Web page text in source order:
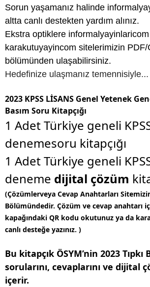
Sorun yaşamanız halinde
altta canlı destekten yardım alınız.
Ekstra optiklere
karakutuyayincom sitelerimizin
bölümünden ulaşabilirsiniz.
Hedefinize ulaşmanız temennisiyle...
2023 KPSS LİSANS Genel Yetenek
Basım Soru Kitapçığı
1 Adet Türkiye geneli
denemesoru kitapçığı
1 Adet Türkiye geneli
deneme dijital çözüm
(Çözümlerveya Cevap Anahtarları
Bölümündedir. Çözüm ve cevap anahtarı
kapağındaki QR kodu okutunuz ya da
canlı desteğe yazınız. )
Bu kitapçık ÖSYM’nin 2023 Tıpkı
sorularını, cevaplarını ve dijital
içerir.